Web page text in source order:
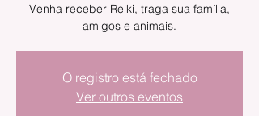
Venha receber Reiki, traga sua família,
amigos e animais.
O registro está fechado
Ver outros eventos